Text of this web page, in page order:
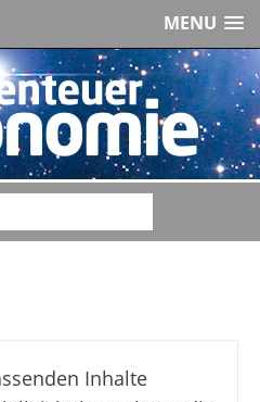
MENU
Inhalte